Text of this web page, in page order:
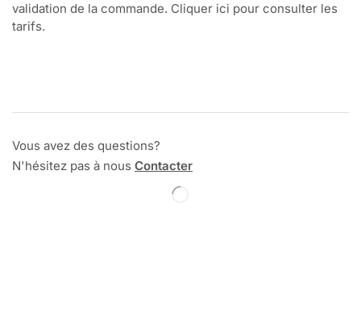
validation de la commande. Cliquer ici pour consulter les
tarifs.
Vous avez des questions?
N'hésitez pas à nous Contacter